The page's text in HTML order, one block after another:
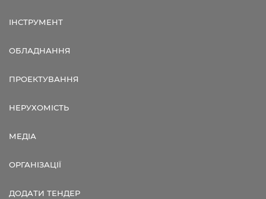
ІНСТРУМЕНТ
ОБЛАДНАННЯ
ПРОЕКТУВАННЯ
НЕРУХОМІСТЬ
МЕДІА
ОРГАНІЗАЦІЇ
ДОДАТИ ТЕНДЕР